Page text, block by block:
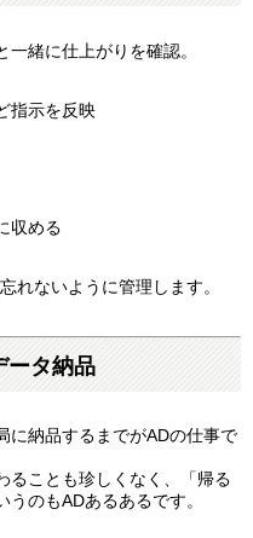
緒に仕上がりを確認。
指示を反映
収める
れないように管理します。
タ納品
に納品するまでがADの仕事で
ることも珍しくなく、「帰る
のもADあるあるです。